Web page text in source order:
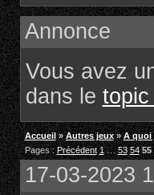
Annonce
Vous avez
dans le
Accueil »Autres jeux »A quoi
Pages :Précédent 1 … 53 54 55
17-03-2023